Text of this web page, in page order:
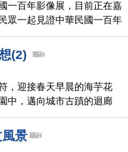
一百年影像展，目前正在嘉
眾一起見證中華民國一百年
同為這個巡迴展，揭開序
(2)
，迎接春天早晨的海芋花
中，邁向城市古蹟的迴廊
景